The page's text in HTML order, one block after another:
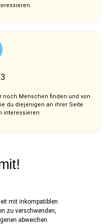
noch Menschen finden und von
du diejenigen an ihrer Seite
interessieren.
mit inkompatiblen
zu verschwenden,
abweichen.